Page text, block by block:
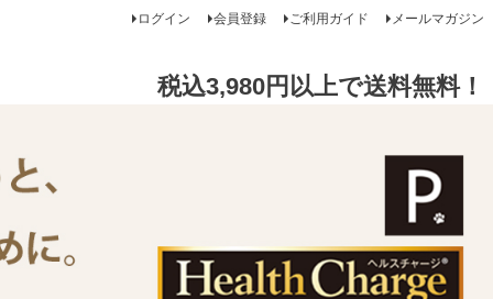
ログイン 会員登録 ご利用ガイド メールマガジン
税込3,980円以上で送料無料！